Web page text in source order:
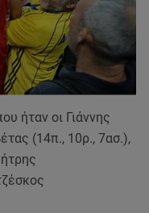
ήταν οι Γιάννης
(14π., 10ρ., 7ασ.),